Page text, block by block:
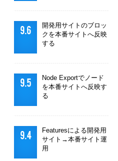
開発用サイトのブロッ
クを本番サイトへ反映
する
Node Exportでノード
を本番サイトへ反映す
る
Featuresによる開発用
サイト→本番サイト運
用